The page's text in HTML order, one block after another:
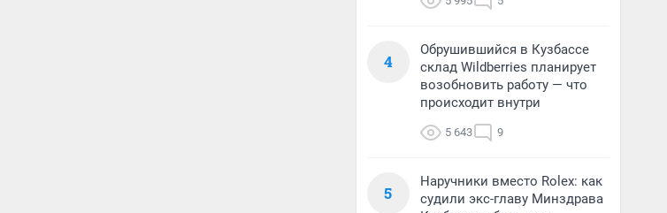
4
Обрушившийся в Кузбассе
склад Wildberries планирует
возобновить работу — что
происходит внутри
5 643 9
5
Наручники вместо Rolex: как
судили экс-главу Минздрава